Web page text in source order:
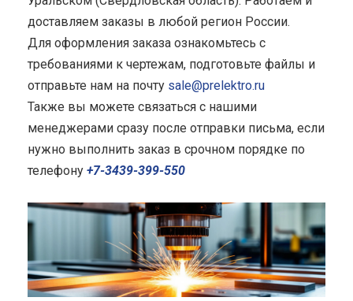
доставляем заказы в любой регион России.
Для оформления заказа ознакомьтесь с
требованиями к чертежам, подготовьте файлы и
отправьте нам на почту sale@prelektro.ru
Также вы можете связаться с нашими
менеджерами сразу после отправки письма, если
нужно выполнить заказ в срочном порядке по
телефону +7-3439-399-550